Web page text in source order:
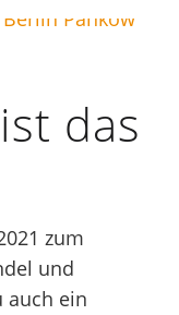
das
zum
und
auch ein